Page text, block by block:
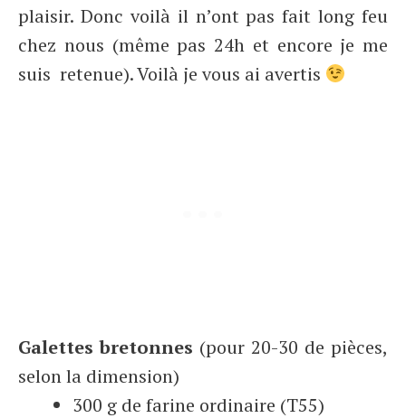
plaisir. Donc voilà il n’ont pas fait long feu
chez nous (même pas 24h et encore je me
suis retenue). Voilà je vous ai avertis
Galettes bretonnes (pour 20-30 de pièces,
selon la dimension)
300 g de farine ordinaire (T55)